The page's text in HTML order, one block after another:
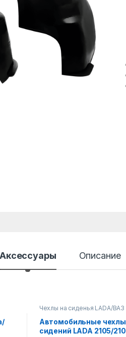
Аксессуары Описание
Чехлы на сиденья LADA/ВАЗ
Автомобильные
сидений LADA 2105/